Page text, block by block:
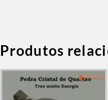
Produtos